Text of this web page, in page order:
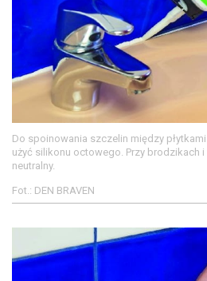
Do spoinowania szczelin między
użyć silikonu octowego. Przy brodzikach
neutralny.
Fot.: DEN BRAVEN